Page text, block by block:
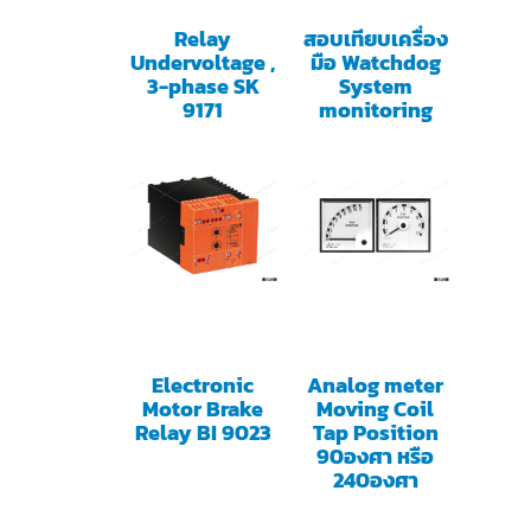
Relay
Undervoltage ,
3-phase SK
9171
สอบเทียบเครื่อง
มือ Watchdog
System
monitoring
Electronic
Motor Brake
Relay BI 9023
Analog meter
Moving Coil
Tap Position
90องศา หรือ
240องศา